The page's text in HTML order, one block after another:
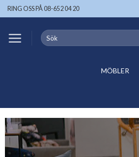
Skip
to
RING OSS PÅ 08-652 04 20
Search
for:
MÖBLER